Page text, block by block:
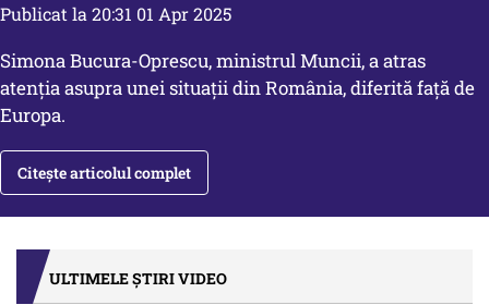
Publicat la 20:31 01 Apr 2025
Simona Bucura-Oprescu, ministrul Muncii, a atras
atenția asupra unei situații din România, diferită față de
Europa.
Citește articolul complet
ULTIMELE ȘTIRI VIDEO